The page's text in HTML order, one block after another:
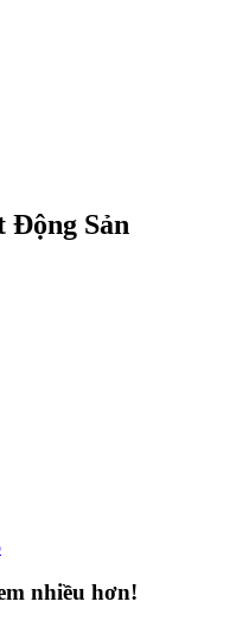
Động Sản
nhiều hơn!